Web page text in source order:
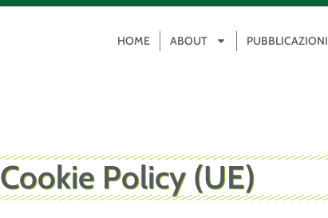
HOME ABOUT PUBBLICAZIONI
Cookie Policy (UE)